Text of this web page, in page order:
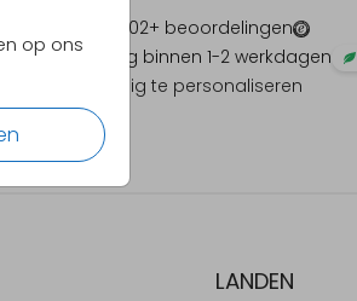
op ons
1202+ beoordelingen
Verzending binnen 1-2 werkdagen
Alles volledig te personaliseren
LANDEN